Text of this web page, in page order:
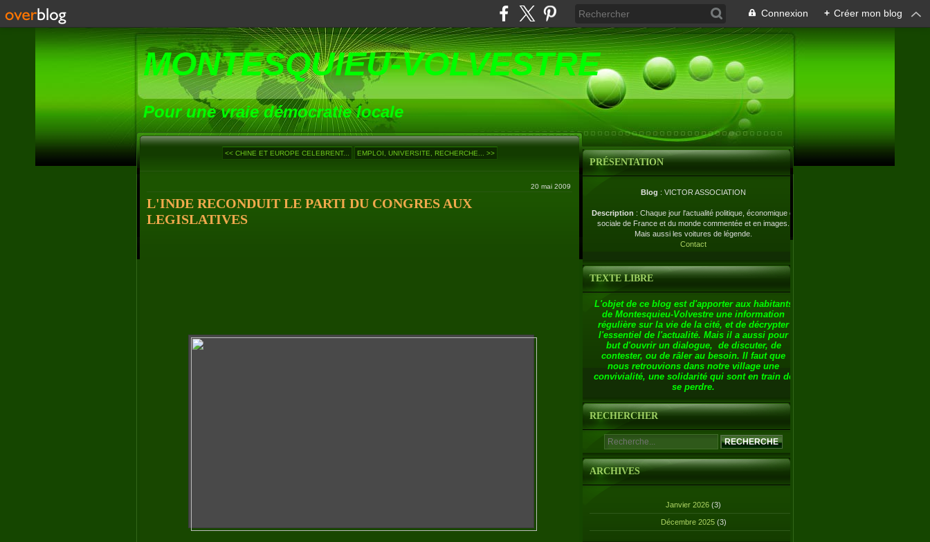
Connexion + Créer mon blog
MONTESQUIEU-VOLVESTRE
Pour une vraie démocratie locale
<< CHINE ET EUROPE CELEBRENT... EMPLOI, UNIVERSITE, RECHERCHE... >>
20 mai 2009
L'INDE RECONDUIT LE PARTI DU CONGRES AUX
LEGISLATIVES
PRÉSENTATION
Blog : VICTOR ASSOCIATION
Description : Chaque jour l'actualité politique, économique et
sociale de France et du monde commentée et en images.
Mais aussi les voitures de légende.
Contact
TEXTE LIBRE
L'objet de ce blog est d'apporter aux habitants
de Montesquieu-Volvestre une information
régulière sur la vie de la cité, et de décrypter
l'essentiel de l'actualité. Mais il a aussi pour
but d'ouvrir un dialogue, de discuter, de
contester, ou de râler au besoin. Il faut que
nous retrouvions dans notre village une
convivialité, une solidarité qui sont en train de
se perdre.
RECHERCHER
ARCHIVES
Janvier 2026 (3)
Décembre 2025 (3)